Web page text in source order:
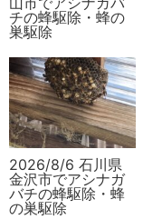
チの蜂駆除・蜂の
巣駆除
2026/8/6 石川県
金沢市でアシナガ
バチの蜂駆除・蜂
の巣駆除